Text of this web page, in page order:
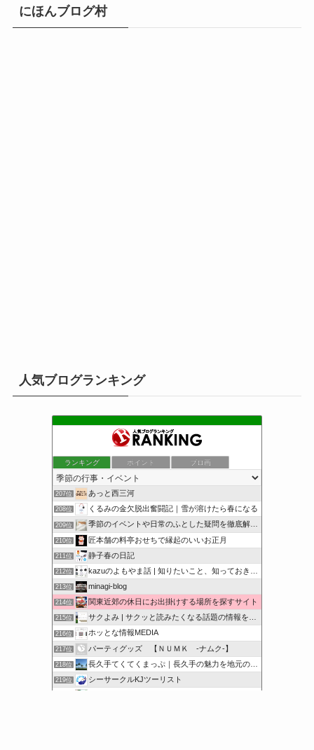
にほんブログ村
人気ブログランキング
ランキング ポイント ブロ画
207位 あっと西三河
208位 くるみの金欠脱出奮闘記｜雪が溶けたら春になる
209位 季節のイベントや日常のふとした疑問を徹底解説！
210位 匠本舗の料亭おせちで縁起のいいお正月
211位 静子春の日記
212位 kazuのよもやま話 | 知りたいこと、知っておきたいこと…
213位 minagi-blog
214位 関東近郊の休日にお出掛けする場所を探すサイト
215位 サクよみ | サクッと読みたくなる話題の情報を随時発信！
216位 ホッとな情報MEDIA
217位 パーティグッズ 【ＮＵＭＫ -ナムク-】
218位 長久手てくてくまっぷ｜長久手の魅力を地元の人と訪れる人に
219位 シーサークルKJツーリスト